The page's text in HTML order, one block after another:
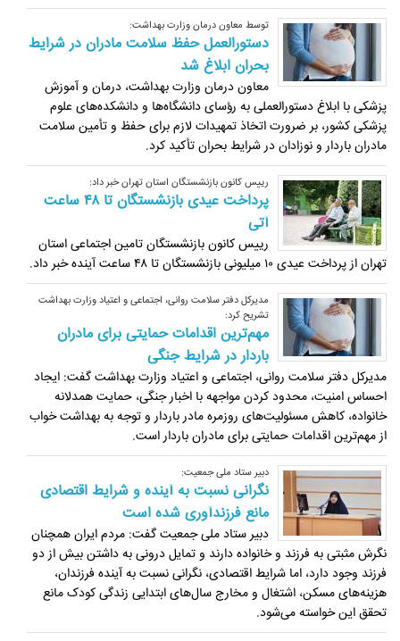
توسط معاون درمان وزارت بهداشت:
دستورالعمل حفظ سلامت مادران در شرایط
بحران ابلاغ شد
معاون درمان وزارت بهداشت، درمان و آموزش
پزشکی با ابلاغ دستورالعملی به رؤسای دانشگاه‌ها و دانشکده‌های علوم
پزشکی کشور، بر ضرورت اتخاذ تمهیدات لازم برای حفظ و تأمین سلامت
مادران باردار و نوزادان در شرایط بحران تأکید کرد.
رییس کانون بازنشستگان استان تهران خبر داد:
پرداخت عیدی بازنشستگان تا ۴۸ ساعت
آتی
رییس کانون بازنشستگان تامین اجتماعی استان
تهران از پرداخت عیدی ۱۰ میلیونی بازنشستگان تا ۴۸ ساعت آینده خبر داد.
مدیرکل دفتر سلامت روانی، اجتماعی و اعتیاد وزارت بهداشت
تشریح کرد:
مهم‌ترین اقدامات حمایتی برای مادران
باردار در شرایط جنگی
مدیرکل دفتر سلامت روانی، اجتماعی و اعتیاد وزارت بهداشت گفت: ایجاد
احساس امنیت، محدود کردن مواجهه با اخبار جنگی، حمایت همدلانه
خانواده، کاهش مسئولیت‌های روزمره مادر باردار و توجه به بهداشت خواب
از مهم‌ترین اقدامات حمایتی برای مادران باردار است.
دبیر ستاد ملی جمعیت:
نگرانی نسبت به آینده و شرایط اقتصادی
مانع فرزندآوری شده است
دبیر ستاد ملی جمعیت گفت: مردم ایران همچنان
نگرش مثبتی به فرزند و خانواده دارند و تمایل درونی به داشتن بیش از دو
فرزند وجود دارد، اما شرایط اقتصادی، نگرانی نسبت به آینده فرزندان،
هزینه‌های مسکن، اشتغال و مخارج سال‌های ابتدایی زندگی کودک مانع
تحقق این خواسته می‌شود.